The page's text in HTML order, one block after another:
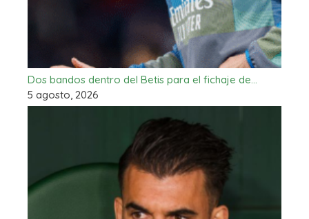
Dos bandos dentro del Betis para el fichaje de…
5 agosto, 2026